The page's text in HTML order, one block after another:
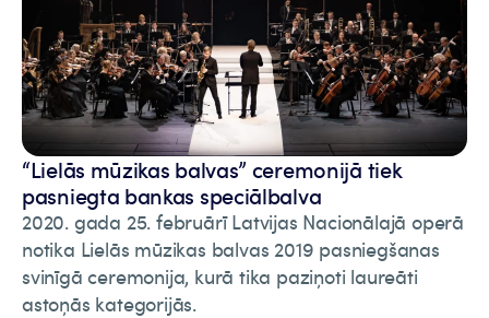
“Lielās mūzikas balvas” ceremonijā tiek
pasniegta bankas speciālbalva
2020. gada 25. februārī Latvijas Nacionālajā operā
notika Lielās mūzikas balvas 2019 pasniegšanas
svinīgā ceremonija, kurā tika paziņoti laureāti
astoņās kategorijās.